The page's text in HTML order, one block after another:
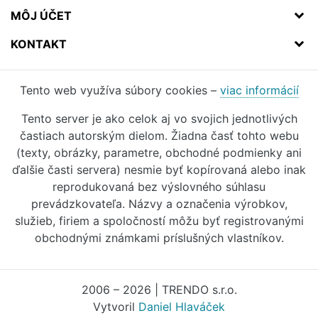
MÔJ ÚČET
KONTAKT
Tento web využíva súbory cookies – viac informácií
Tento server je ako celok aj vo svojich jednotlivých
častiach autorským dielom. Žiadna časť tohto webu
(texty, obrázky, parametre, obchodné podmienky ani
ďalšie časti servera) nesmie byť kopírovaná alebo inak
reprodukovaná bez výslovného súhlasu
prevádzkovateľa. Názvy a označenia výrobkov,
služieb, firiem a spoločností môžu byť registrovanými
obchodnými známkami príslušných vlastníkov.
2006 – 2026 | TRENDO s.r.o.
Vytvoril Daniel Hlaváček